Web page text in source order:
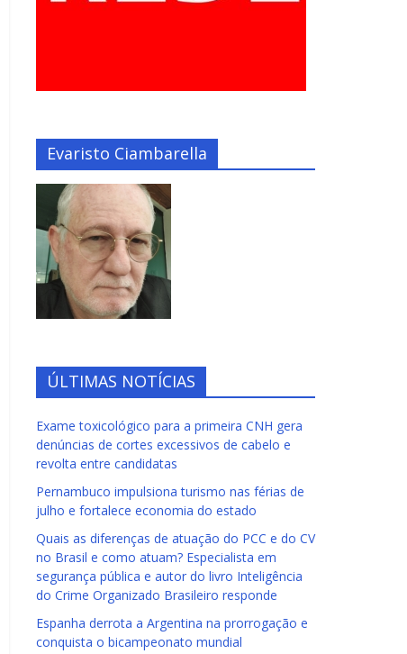
Evaristo Ciambarella
ÚLTIMAS NOTÍCIAS
Exame toxicológico para a primeira CNH gera
denúncias de cortes excessivos de cabelo e
revolta entre candidatas
Pernambuco impulsiona turismo nas férias de
julho e fortalece economia do estado
Quais as diferenças de atuação do PCC e do CV
no Brasil e como atuam? Especialista em
segurança pública e autor do livro Inteligência
do Crime Organizado Brasileiro responde
Espanha derrota a Argentina na prorrogação e
conquista o bicampeonato mundial